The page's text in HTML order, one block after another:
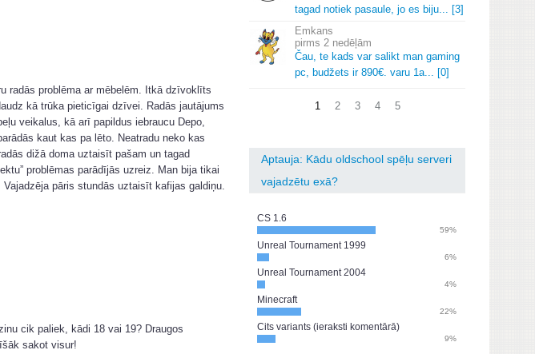
radās problēma ar mēbelēm. Itkā dzīvoklīts
kā trūka pieticīgai dzīvei. Radās jautājums
veikalus, kā arī papildus iebraucu Depo,
kaut kas pa lēto. Neatradu neko kas
dižā doma uztaisīt pašam un tagad
problēmas parādījās uzreiz. Man bija tikai
pāris stundās uztaisīt kafijas galdiņu.
cik paliek, kādi 18 vai 19? Draugos
sakot visur!
tagad notiek pasaule, jo es biju... [3]
Emkans
2 nedēļām
Čau, te kads var salikt man gaming
pc, budžets ir 890€. varu 1a... [0]
1 2 3 4 5
Aptauja: Kādu oldschool spēļu serveri
vajadzētu exā?
CS 1.6
59%
Unreal Tournament 1999
6%
Unreal Tournament 2004
4%
Minecraft
22%
Cits variants (ieraksti komentārā)
9%